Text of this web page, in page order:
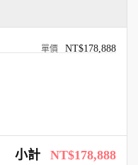
NT$178,888
小計 NT$178,888